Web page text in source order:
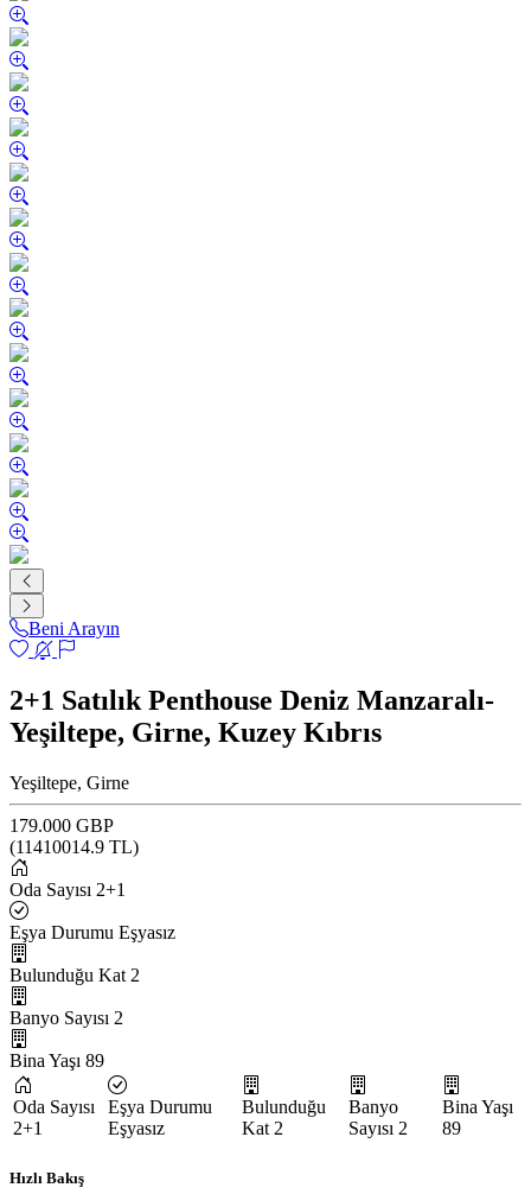
Beni Arayın
2+1 Satılık Penthouse Deniz Manzaralı-
Yeşiltepe, Girne, Kuzey Kıbrıs
Yeşiltepe, Girne
179.000 GBP
(11410014.9 TL)
Oda Sayısı 2+1
Eşya Durumu Eşyasız
Bulunduğu Kat 2
Banyo Sayısı 2
Bina Yaşı 89
Oda Sayısı
2+1
Eşya Durumu
Eşyasız
Bulunduğu
Kat 2
Banyo
Sayısı 2
Bina Yaşı
89
Hızlı Bakış